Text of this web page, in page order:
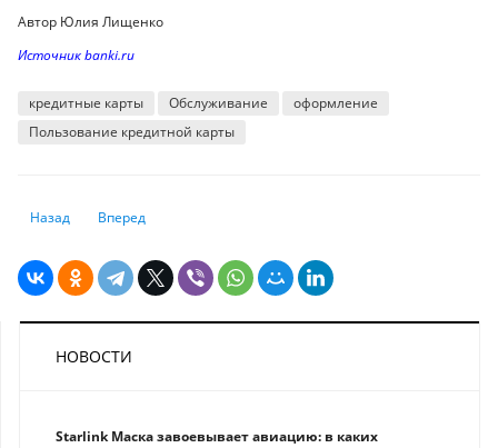
Автор Юлия Лищенко
Источник banki.ru
кредитные карты Обслуживание
оформление
Пользование кредитной карты
Предыдущий: Исследование: в Казахстане нет излишней
Назад Следующий: Пособие по рождению ребенка 2023 в
Вперед
НОВОСТИ
Starlink Маска завоевывает авиацию: в каких